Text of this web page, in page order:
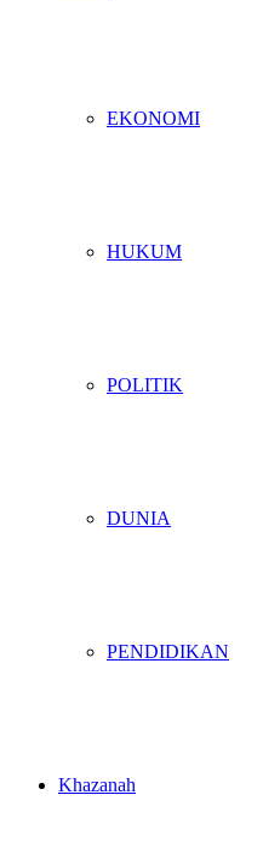
EKONOMI
HUKUM
POLITIK
DUNIA
PENDIDIKAN
Khazanah